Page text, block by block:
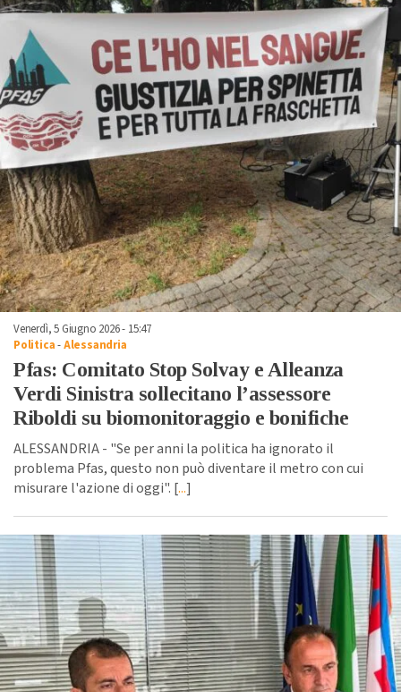
Venerdì, 5 Giugno 2026 - 15:47
Politica-Alessandria
Pfas: Comitato Stop Solvay e Alleanza
Verdi Sinistra sollecitano l’assessore
Riboldi su biomonitoraggio e bonifiche
ALESSANDRIA - "Se per anni la politica ha ignorato il
problema Pfas, questo non può diventare il metro con cui
misurare l'azione di oggi". [...]